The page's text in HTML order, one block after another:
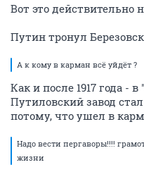
Вот это действительно
Путин тронул
А к кому в карман всё уйдёт ?
Как и после 1917 года -
Путиловский завод
потому, что ушел в
Надо вести пергаворы!!!!
жизни